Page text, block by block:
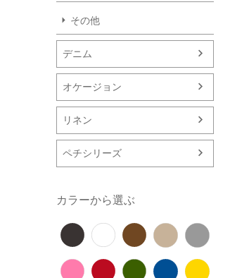
その他
デニム
オケージョン
リネン
ペチシリーズ
カラーから選ぶ